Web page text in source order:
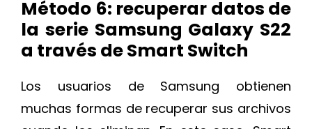
Método 6: recuperar datos de
la serie Samsung Galaxy S22
a través de Smart Switch
Los usuarios de Samsung obtienen
muchas formas de recuperar sus archivos